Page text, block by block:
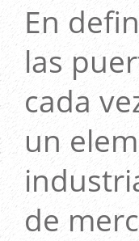
En
las
cada
un
de